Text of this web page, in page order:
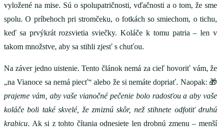
vyložené na mise. Sú o spolupatričnosti, vďačnosti a o tom, že sme
spolu. O príbehoch pri stromčeku, o fotkách so smiechom, o tichu,
keď sa prvýkrát rozsvietia sviečky. Koláče k tomu patria – len v
takom množstve, aby sa stihli zjesť s chuťou.
Na záver jedno uistenie. Tento článok nemá za cieľ hovoriť vám, že
„na Vianoce sa nemá piecť“ alebo že si nemáte dopriať. Naopak: 🎁
prajeme vám, aby vaše vianočné pečenie bolo radosťou a aby vaše
koláče boli také skvelé, že zmiznú skôr, než stihnete odfotiť druhú
krabicu. Ak si z tohto čítania odnesiete len drobnú zmenu – menší